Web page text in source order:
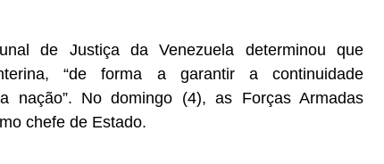
de Justiça da Venezuela determinou que
“de forma a garantir a continuidade
nação”. No domingo (4), as Forças Armadas
chefe de Estado.